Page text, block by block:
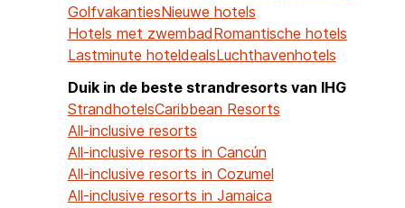
GolfvakantiesNieuwe hotels
Hotels met zwembadRomantische hotels
Lastminute hoteldealsLuchthavenhotels
Duik in de beste strandresorts van IHG
StrandhotelsCaribbean Resorts
All-inclusive resorts
All-inclusive resorts in Cancún
All-inclusive resorts in Cozumel
All-inclusive resorts in Jamaica